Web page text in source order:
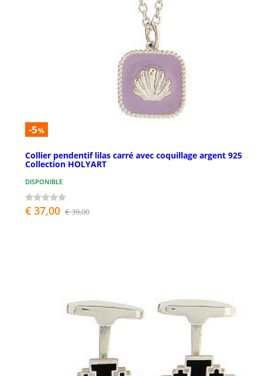
-5%
Collier pendentif lilas carré avec coquillage argent 925
Collection HOLYART
DISPONIBLE
€ 37,00 € 39,00